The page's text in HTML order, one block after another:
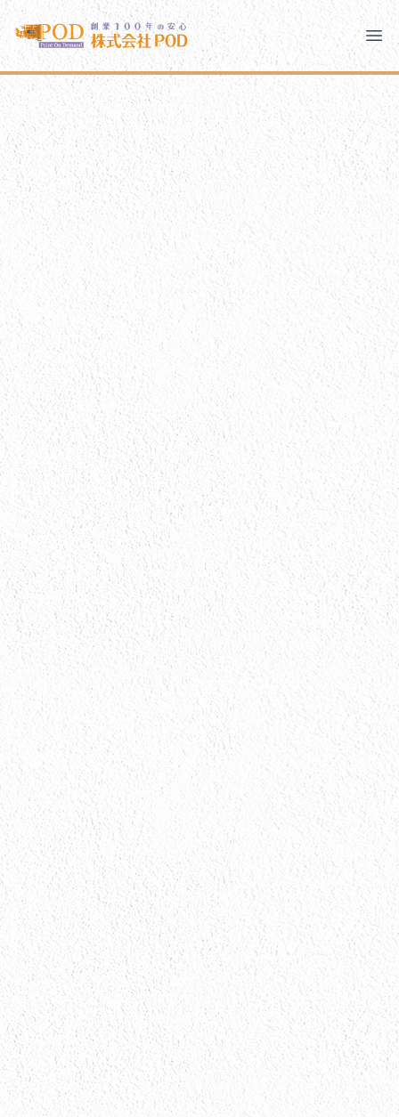
メインコンテンツにスキップ
株式会社ペイント・オン・デマンド
千葉の外壁塗装・屋根塗装なら創業100年の安心 ペイン
株式会社ペイント・オン・デマンド
モバイルメニュー
PODのまちづくり
ご相談と流れ
PODについて